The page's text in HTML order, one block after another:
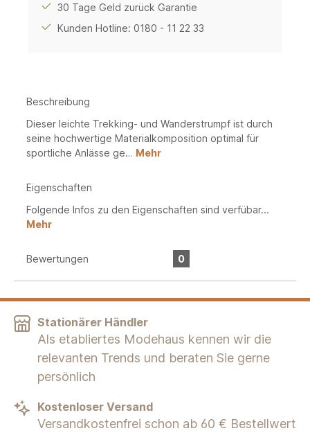
30 Tage Geld zurück Garantie
Kunden Hotline: 0180 - 11 22 33
Beschreibung
Dieser leichte Trekking- und Wanderstrumpf ist durch
seine hochwertige Materialkomposition optimal für
sportliche Anlässe ge… Mehr
Eigenschaften
Folgende Infos zu den Eigenschaften sind verfübar...
Mehr
Bewertungen 0
Stationärer Händler
Als etabliertes Modehaus kennen wir die
relevanten Trends und beraten Sie gerne
persönlich
Kostenloser Versand
Versandkostenfrei schon ab 60 € Bestellwert